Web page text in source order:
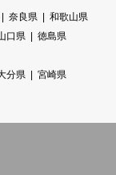
奈良県
和歌山県
口県
徳島県
分県
宮崎県